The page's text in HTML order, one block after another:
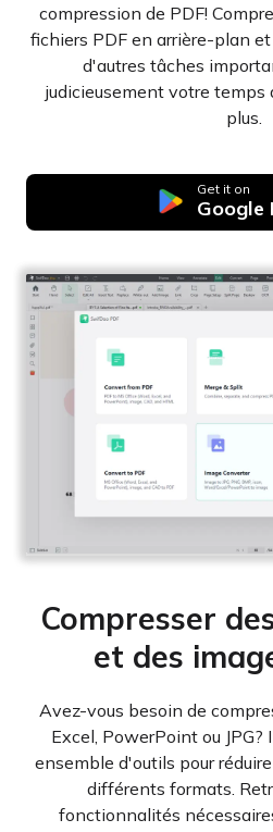
compression de PDF!
fichiers PDF en arrière-plan
d'autres tâches
judicieusement votre temps
plus.
Get it on
Google
Compresser
et des
Avez-vous besoin de
Excel, PowerPoint ou JPG?
ensemble d'outils pour
différents formats.
fonctionnalités